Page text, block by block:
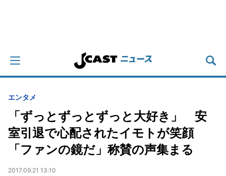
エンタメ
「ずっとずっとずっと大好き」 安
室引退で心配されたイモトが笑顔
「ファンの鏡だ」称賛の声集まる
2017.09.21 13:10